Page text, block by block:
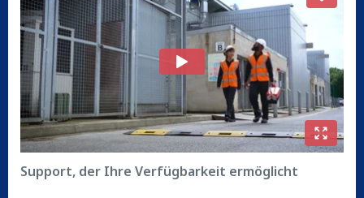
Support, der Ihre Verfügbarkeit ermöglicht